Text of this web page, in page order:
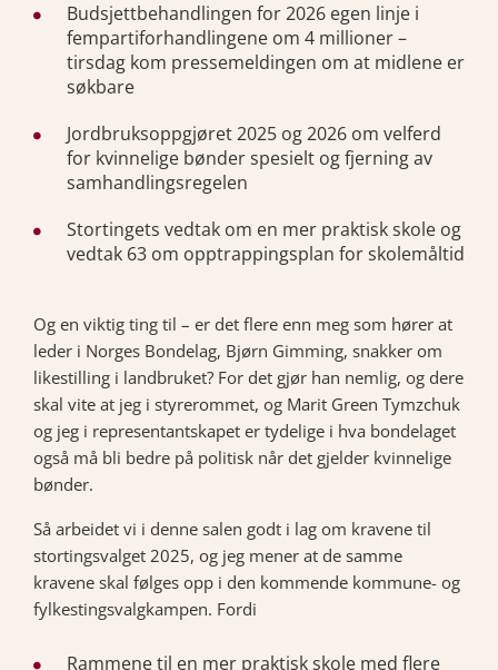
Budsjettbehandlingen for 2026 egen linje i
fempartiforhandlingene om 4 millioner –
tirsdag kom pressemeldingen om at midlene er
søkbare
Jordbruksoppgjøret 2025 og 2026 om velferd
for kvinnelige bønder spesielt og fjerning av
samhandlingsregelen
Stortingets vedtak om en mer praktisk skole og
vedtak 63 om opptrappingsplan for skolemåltid
Og en viktig ting til – er det flere enn meg som hører at
leder i Norges Bondelag, Bjørn Gimming, snakker om
likestilling i landbruket? For det gjør han nemlig, og dere
skal vite at jeg i styrerommet, og Marit Green Tymzchuk
og jeg i representantskapet er tydelige i hva bondelaget
også må bli bedre på politisk når det gjelder kvinnelige
bønder.
Så arbeidet vi i denne salen godt i lag om kravene til
stortingsvalget 2025, og jeg mener at de samme
kravene skal følges opp i den kommende kommune- og
fylkestingsvalgkampen. Fordi
Rammene til en mer praktisk skole med flere